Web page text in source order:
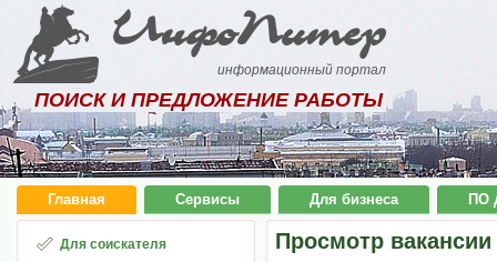
ИнфоПитер
информационный портал
ПОИСК И ПРЕДЛОЖЕНИЕ РАБОТЫ
Главная Сервисы Для бизнеса ПО
Для соискателя Просмотр вакансии